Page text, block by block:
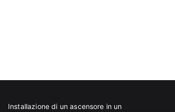
Installazione di un ascensore in un